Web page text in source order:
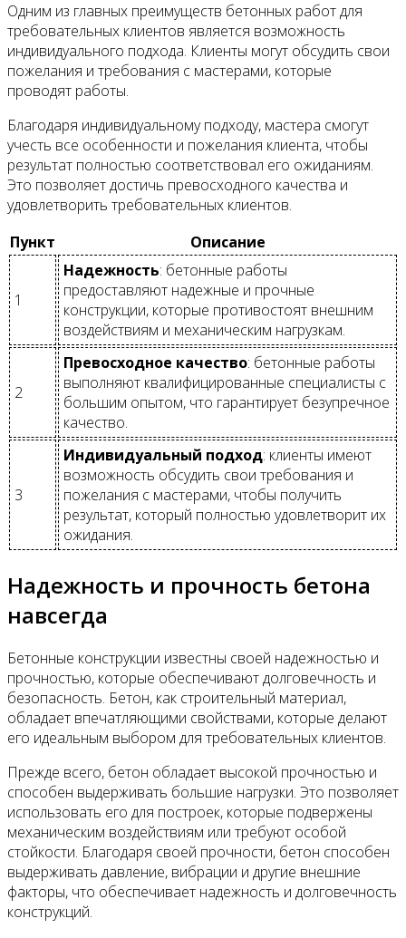
Одним из главных преимуществ бетонных работ для
требовательных клиентов является возможность
индивидуального подхода. Клиенты могут обсудить свои
пожелания и требования с мастерами, которые
проводят работы.
Благодаря индивидуальному подходу, мастера смогут
учесть все особенности и пожелания клиента, чтобы
результат полностью соответствовал его ожиданиям.
Это позволяет достичь превосходного качества и
удовлетворить требовательных клиентов.
Пункт
Описание
1
Надежность: бетонные работы
предоставляют надежные и прочные
конструкции, которые противостоят внешним
воздействиям и механическим нагрузкам.
2
Превосходное качество: бетонные работы
выполняют квалифицированные специалисты с
большим опытом, что гарантирует безупречное
качество.
3
Индивидуальный подход: клиенты имеют
возможность обсудить свои требования и
пожелания с мастерами, чтобы получить
результат, который полностью удовлетворит их
ожидания.
Надежность и прочность бетона
навсегда
Бетонные конструкции известны своей надежностью и
прочностью, которые обеспечивают долговечность и
безопасность. Бетон, как строительный материал,
обладает впечатляющими свойствами, которые делают
его идеальным выбором для требовательных клиентов.
Прежде всего, бетон обладает высокой прочностью и
способен выдерживать большие нагрузки. Это позволяет
использовать его для построек, которые подвержены
механическим воздействиям или требуют особой
стойкости. Благодаря своей прочности, бетон способен
выдерживать давление, вибрации и другие внешние
факторы, что обеспечивает надежность и долговечность
конструкций.